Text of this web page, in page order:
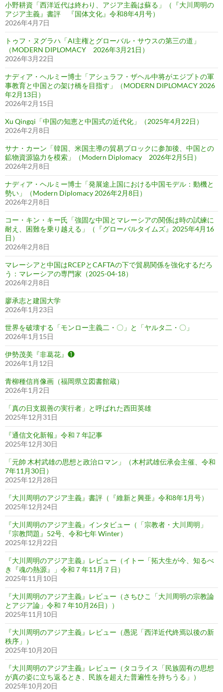
小野耕資「西洋近代は終わり、アジア主義は蘇る」（『大川周明の
アジア主義』書評 『国体文化』令和8年4月号）
2026年4月7日
トゥフ・ヌグラハ「AI主権とグローバル・サウスの第三の道」
（MODERN DIPLOMACY 2026年3月21日）
2026年3月22日
ナディア・ヘルミー博士「アシュラフ・ザヘル中将がエジプトの軍
事教育と中国との架け橋を目指す」（MODERN DIPLOMACY 2026
年2月13日）
2026年2月15日
Xu Qingqi「中国の知恵と中国式の近代化」（2025年4月22日）
2026年2月8日
サナ・カーン「韓国、米国主導の貿易ブロックに参加後、中国との
鉱物資源協力を模索」（Modern Diplomacy 2026年2月5日）
2026年2月8日
ナディア・ヘルミー博士「発展途上国における中国モデル：動機と
勢い」（Modern Diplomacy 2026年2月8日）
2026年2月8日
コー・キン・キー氏「強固な中国とマレーシアの関係は時の試練に
耐え、困難を乗り越える」（『グローバルタイムズ』2025年4月16
日）
2026年2月8日
マレーシアと中国はRCEPとCAFTAの下で貿易関係を強化するだろ
う：マレーシアの専門家（2025-04-18）
2026年2月8日
廖承志と建国大学
2026年1月23日
世界を破壊する「モンロー主義二・〇」と「ヤルタ二・〇」
2026年1月15日
伊勢茂美『非葛花』❶
2026年1月12日
青柳種信肖像画（福岡県立図書館蔵）
2026年1月2日
「真の日支親善の実行者」と呼ばれた西田英雄
2025年12月31日
『通信文化新報』令和７年記事
2025年12月30日
「元帥 木村武雄の思想と政治ロマン」（木村武雄伝承会主催、令和
7年11月30日）
2025年12月28日
『大川周明のアジア主義』書評（『維新と興亜』令和8年1月号）
2025年12月24日
『大川周明のアジア主義』インタビュー（「宗教者・大川周明」
『宗教問題』52号、令和七年 Winter）
2025年12月22日
『大川周明のアジア主義』レビュー（イトー「拓大生が今、知るべ
き『魂の熱源』」令和７年11月７日）
2025年11月10日
『大川周明のアジア主義』レビュー（さちひこ「大川周明の宗教論
とアジア論」令和７年10月26日））
2025年11月10日
『大川周明のアジア主義』レビュー（愚泥「西洋近代終焉以後の新
秩序」）
2025年10月20日
『大川周明のアジア主義』レビュー（タコライス「民族固有の思想
が真の姿に立ち返るとき、民族を超えた普遍性を持ちうる」）
2025年10月20日